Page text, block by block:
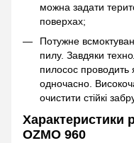
можна задати
поверхах;
Потужне
пилу. Завдяки
пилосос проводить
одночасно.
очистити стійкі
Характеристики
OZMO 960